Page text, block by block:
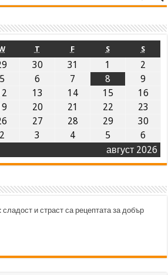
август 2026
T F S S
30 31 1
2
5 6 7 8
9
13 14 15
16
20 21 22
23
27 28 29
30
2 3 4 5 6
сладост и страст са рецептата за добър